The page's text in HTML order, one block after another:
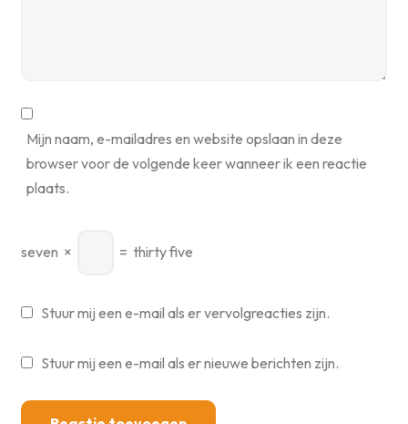
Mijn naam, e-mailadres en website opslaan in deze
browser voor de volgende keer wanneer ik een reactie
plaats.
seven × = thirty five
Stuur mij een e-mail als er vervolgreacties zijn.
Stuur mij een e-mail als er nieuwe berichten zijn.